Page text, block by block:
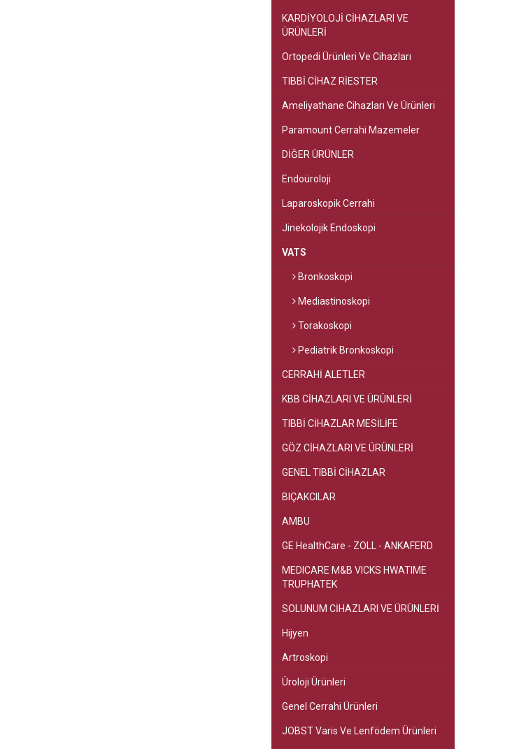
KARDİYOLOJİ CİHAZLARI VE
ÜRÜNLERİ
Ortopedi Ürünleri Ve Cihazları
TIBBİ CİHAZ RİESTER
Ameliyathane Cihazları Ve Ürünleri
Paramount Cerrahi Mazemeler
DİĞER ÜRÜNLER
Endoüroloji
Laparoskopik Cerrahi
Jinekolojik Endoskopi
VATS
Bronkoskopi
Mediastinoskopi
Torakoskopi
Pediatrik Bronkoskopi
CERRAHİ ALETLER
KBB CİHAZLARI VE ÜRÜNLERİ
TIBBİ CİHAZLAR MESİLİFE
GÖZ CİHAZLARI VE ÜRÜNLERİ
GENEL TIBBİ CİHAZLAR
BIÇAKCILAR
AMBU
GE HealthCare - ZOLL - ANKAFERD
MEDICARE M&B VICKS HWATIME
TRUPHATEK
SOLUNUM CİHAZLARI VE ÜRÜNLERİ
Hijyen
Artroskopi
Üroloji Ürünleri
Genel Cerrahi Ürünleri
JOBST Varis Ve Lenfödem Ürünleri